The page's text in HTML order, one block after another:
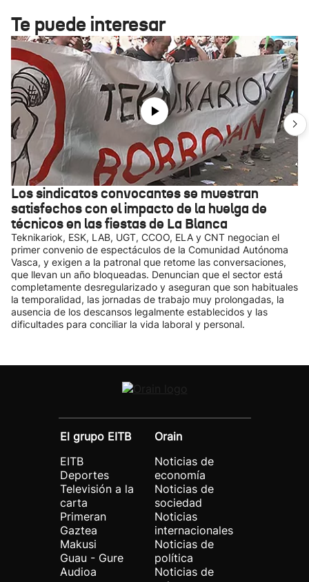
Te puede interesar
Los sindicatos convocantes se muestran
satisfechos con el impacto de la huelga de
técnicos en las fiestas de La Blanca
Teknikariok, ESK, LAB, UGT, CCOO, ELA y CNT negocian el
primer convenio de espectáculos de la Comunidad Autónoma
Vasca, y exigen a la patronal que retome las conversaciones,
que llevan un año bloqueadas. Denuncian que el sector está
completamente desregularizado y aseguran que son habituales
la temporalidad, las jornadas de trabajo muy prolongadas, la
ausencia de los descansos legalmente establecidos y las
dificultades para conciliar la vida laboral y personal.
El grupo EITB
EITB
Deportes
Televisión a la
carta
Primeran
Gaztea
Makusi
Guau - Gure
Audioa
Orain
Noticias de
economía
Noticias de
sociedad
Noticias
internacionales
Noticias de
política
Noticias de